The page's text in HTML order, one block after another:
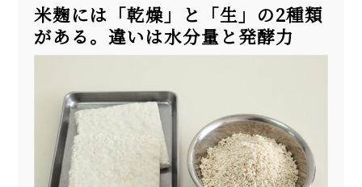
米麹には「乾燥」と「生」の2種類
がある。違いは水分量と発酵力